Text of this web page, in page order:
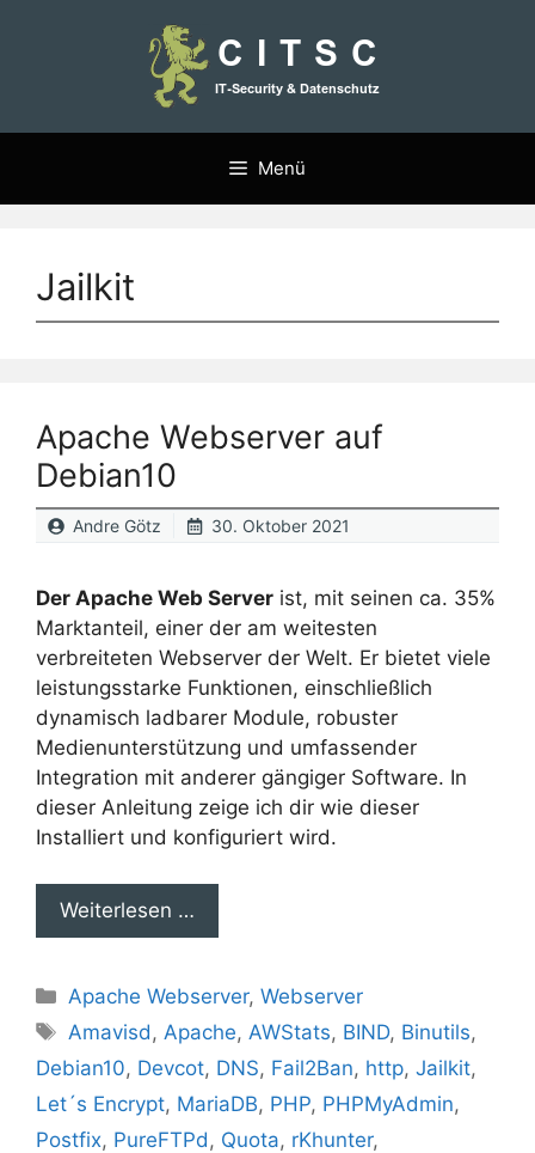
Menü
Jailkit
Apache Webserver auf
Debian10
Andre Götz 30. Oktober 2021
Der Apache Web Server ist, mit seinen ca. 35%
Marktanteil, einer der am weitesten
verbreiteten Webserver der Welt. Er bietet viele
leistungsstarke Funktionen, einschließlich
dynamisch ladbarer Module, robuster
Medienunterstützung und umfassender
Integration mit anderer gängiger Software. In
dieser Anleitung zeige ich dir wie dieser
Installiert und konfiguriert wird.
Weiterlesen …
Kategorien
Apache Webserver,Webserver
Schlagwörter
Amavisd , Apache, AWStats, BIND, Binutils,
Debian10, Devcot, DNS, Fail2Ban, http, Jailkit,
Let´s Encrypt, MariaDB, PHP, PHPMyAdmin,
Postfix, PureFTPd , Quota, rKhunter,